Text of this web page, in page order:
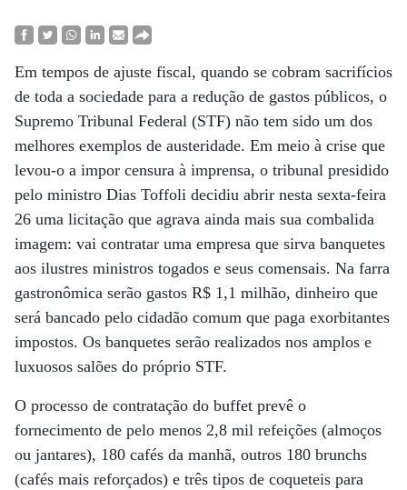
Em tempos de ajuste fiscal, quando se cobram sacrifícios
de toda a sociedade para a redução de gastos públicos, o
Supremo Tribunal Federal (STF) não tem sido um dos
melhores exemplos de austeridade. Em meio à crise que
levou-o a impor censura à imprensa, o tribunal presidido
pelo ministro Dias Toffoli decidiu abrir nesta sexta-feira
26 uma licitação que agrava ainda mais sua combalida
imagem: vai contratar uma empresa que sirva banquetes
aos ilustres ministros togados e seus comensais. Na farra
gastronômica serão gastos R$ 1,1 milhão, dinheiro que
será bancado pelo cidadão comum que paga exorbitantes
impostos. Os banquetes serão realizados nos amplos e
luxuosos salões do próprio STF.
O processo de contratação do buffet prevê o
fornecimento de pelo menos 2,8 mil refeições (almoços
ou jantares), 180 cafés da manhã, outros 180 brunchs
(cafés mais reforçados) e três tipos de coqueteis para